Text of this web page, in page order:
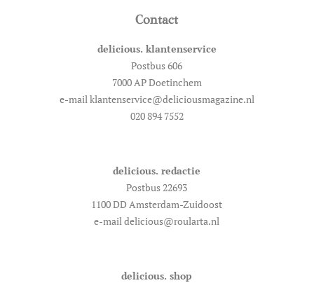
Contact
delicious. klantenservice
Postbus 606
7000 AP Doetinchem
e-mail klantenservice@deliciousmagazine.nl
020 894 7552
delicious. redactie
Postbus 22693
1100 DD Amsterdam-Zuidoost
e-mail delicious@roularta.nl
delicious. shop